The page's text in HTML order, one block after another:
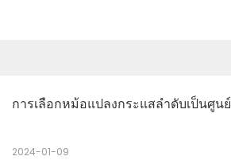
การเลือกหม้อแปลงกระแสลำดับเป็นศูนย์
2024-01-09